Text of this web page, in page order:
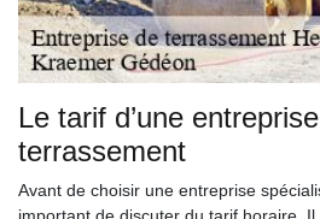
Le tarif d’une
terrassement
Avant de choisir une entreprise